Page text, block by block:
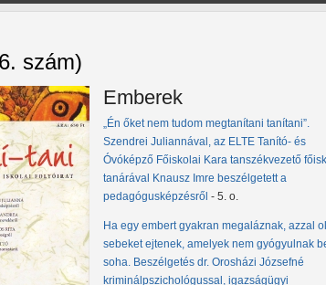
szám)
Emberek
„Én őket nem tudom megtanítani tanítani”.
Szendrei Juliannával, az ELTE Tanító- és
Óvóképző Főiskolai Kara tanszékvezető
tanárával Knausz Imre beszélgetett a
pedagógusképzésről - 5. o.
Ha egy embert gyakran megaláznak, azzal
sebeket ejtenek, amelyek nem gyógyulnak
soha. Beszélgetés dr. Orosházi Józsefné
kriminálpszichológussal, igazságügyi